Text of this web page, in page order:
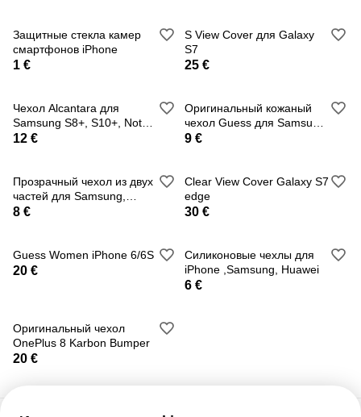
Защитные стекла камер
смартфонов iPhone
1 €
S View Cover для Galaxy
S7
25 €
Чехол Alcantara для
Samsung S8+, S10+, Note
8
12 €
Оригинальный кожаный
чехол Guess для Samsung
Galaxy S4
9 €
Прозрачный чехол из двух
частей для Samsung,
iPhone и Huawei
8 €
Clear View Cover Galaxy S7
edge
30 €
Guess Women iPhone 6/6S
20 €
Силиконовые чехлы для
iPhone ,Samsung, Huawei
6 €
Оригинальный чехол
OnePlus 8 Karbon Bumper
20 €